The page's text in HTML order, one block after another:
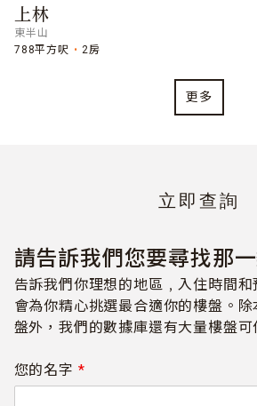
上林
東半山
788平方呎
2房
更多
立即查詢
請告訴我們您要尋找那
告訴我們你理想的地區﹐入住時間
會為你精心挑選最合適你的樓盤。
盤外，我們的數據庫還有大量樓盤可
您的名字 *